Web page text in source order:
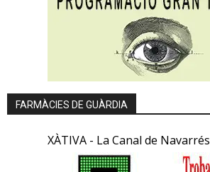
FARMÀCIES DE GUÀRDIA
XÀTIVA - La Canal de Navarrés